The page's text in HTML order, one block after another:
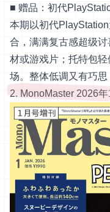
■ 赠品：初代
本期以初代
合，满满复古感超级
材或游戏片；托特包
场。整体低调又有巧思
2. MonoMaster 2026